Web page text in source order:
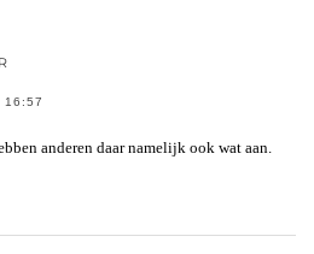
16:57
anderen daar namelijk ook wat aan.